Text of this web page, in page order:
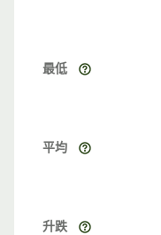
最低
平均
升跌